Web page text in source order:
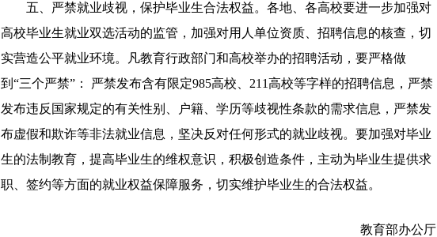
五、严禁就业歧视，保护毕业生合法权益。各地、各高校要进一步加强对
高校毕业生就业双选活动的监管，加强对用人单位资质、招聘信息的核查，切
实营造公平就业环境。凡教育行政部门和高校举办的招聘活动，要严格做
到“三个严禁”： 严禁发布含有限定985高校、211高校等字样的招聘信息，严禁
发布违反国家规定的有关性别、户籍、学历等歧视性条款的需求信息，严禁发
布虚假和欺诈等非法就业信息，坚决反对任何形式的就业歧视。要加强对毕业
生的法制教育，提高毕业生的维权意识，积极创造条件，主动为毕业生提供求
职、签约等方面的就业权益保障服务，切实维护毕业生的合法权益。
教育部办公厅